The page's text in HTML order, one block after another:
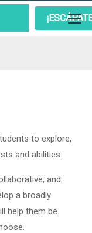
to explore,
and abilities.
and
a broadly
help them be